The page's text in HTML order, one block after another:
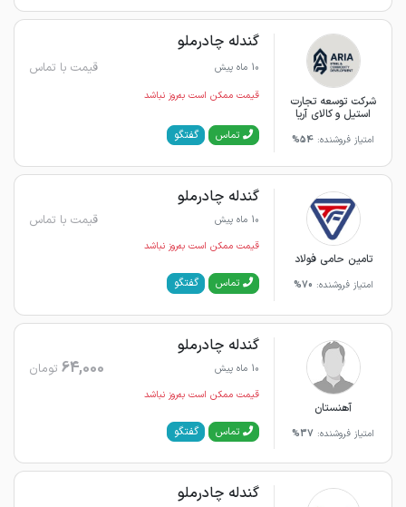
شرکت توسعه تجارت
استیل و کالای آریا
امتیاز فروشنده: 54%
گندله چادرملو
10 ماه پیش قیمت با تماس
قیمت ممکن است به‌روز نباشد
تماس گفتگو
تامین حامی فولاد
امتیاز فروشنده: 70%
گندله چادرملو
10 ماه پیش قیمت با تماس
قیمت ممکن است به‌روز نباشد
تماس گفتگو
آهنستان
امتیاز فروشنده: 37%
گندله چادرملو
10 ماه پیش 64,000 تومان
قیمت ممکن است به‌روز نباشد
تماس گفتگو
گندله چادرملو